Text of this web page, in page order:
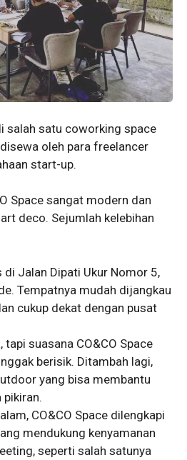
salah satu coworking space
oleh para freelancer
start-up.
Space sangat modern dan
deco. Sejumlah kelebihan
Jalan Dipati Ukur Nomor 5,
Tempatnya mudah dijangkau
cukup dekat dengan pusat
suasana CO&CO Space
berisik. Ditambah lagi,
yang bisa membantu
pikiran.
CO&CO Space dilengkapi
mendukung kenyamanan
seperti salah satunya